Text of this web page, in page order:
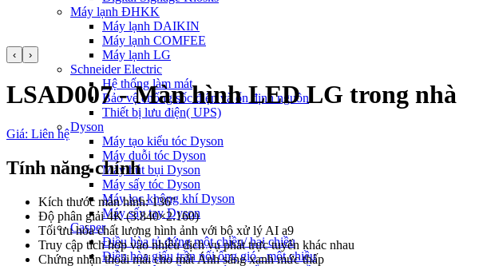
Máy lạnh ĐHKK
Máy lạnh DAIKIN
Máy lạnh COMFEE
Máy lạnh LG
Schneider Electric
Hệ thống làm mát
Bảo vệ chống sốc điện và ổn định nguồn
Thiết bị lưu điện( UPS)
Dyson
Máy tạo kiểu tóc Dyson
Máy duỗi tóc Dyson
Máy hút bụi Dyson
Máy sấy tóc Dyson
Máy lọc không khí Dyson
Máy sấy tay Dyson
Casper
Điều hòa tủ đứng một chiều/ hai chiều
Điều hòa giấu trần nối ống gió - một chiều
‹ ›
LSAD007 - Màn hình LED LG trong nhà
Giá: Liên hệ
Tính năng chính
Kích thước màn hình: 136"
Độ phân giải 4K (3.840×2.160)
Tối ưu hóa chất lượng hình ảnh với bộ xử lý AI a9
Truy cập tích hợp vào nhiều dịch vụ phát trực tuyến khác nhau
Chứng nhận thoải mái cho mắt Ánh sáng xanh mức thấp